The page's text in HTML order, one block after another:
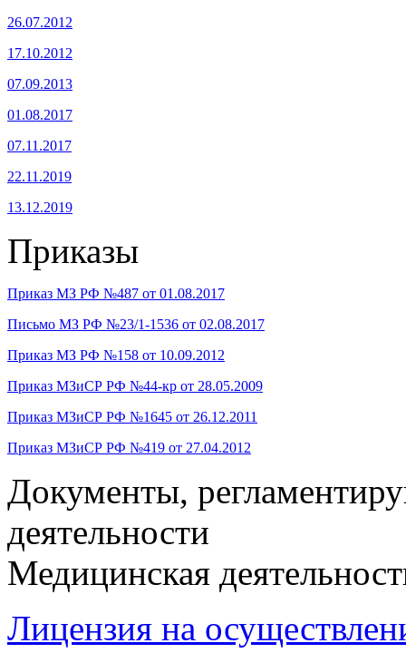
26.07.2012
17.10.2012
07.09.2013
01.08.2017
07.11.2017
22.11.2019
13.12.2019
Приказы
Приказ МЗ РФ №487 от 01.08.2017
Письмо МЗ РФ №23/1-1536 от 02.08.2017
Приказ МЗ РФ №158 от 10.09.2012
Приказ МЗиСР РФ №44-кр от 28.05.2009
Приказ МЗиСР РФ №1645 от 26.12.2011
Приказ МЗиСР РФ №419 от 27.04.2012
Документы,
деятельности
Медицинская
Лицензия на